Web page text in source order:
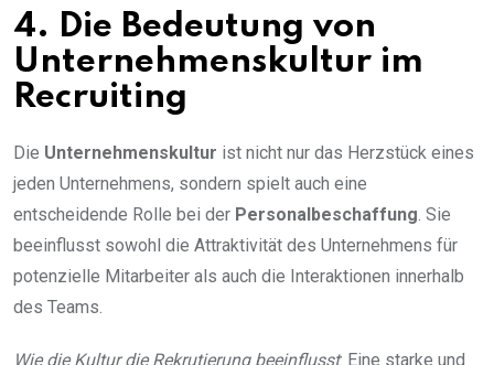
4. Die Bedeutung von
Unternehmenskultur im
Recruiting
Die Unternehmenskultur ist nicht nur das Herzstück eines
jeden Unternehmens, sondern spielt auch eine
entscheidende Rolle bei der Personalbeschaffung. Sie
beeinflusst sowohl die Attraktivität des Unternehmens für
potenzielle Mitarbeiter als auch die Interaktionen innerhalb
des Teams.
Wie die Kultur die Rekrutierung beeinflusst: Eine starke und